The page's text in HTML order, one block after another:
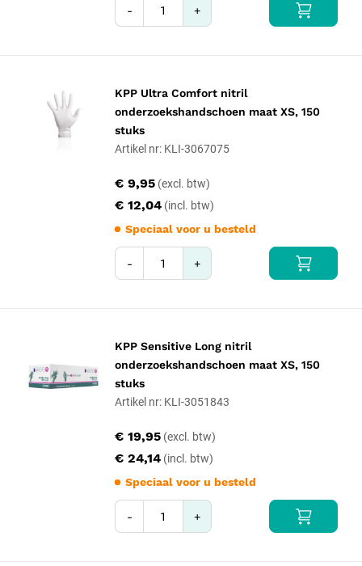
- +
KPP Ultra Comfort nitril
onderzoekshandschoen maat XS, 150
stuks
Artikel nr: KLI-3067075
€ 12,04
€ 9,95
Speciaal voor u besteld
- +
KPP Sensitive Long nitril
onderzoekshandschoen maat XS, 150
stuks
Artikel nr: KLI-3051843
€ 24,14
€ 19,95
Speciaal voor u besteld
- +